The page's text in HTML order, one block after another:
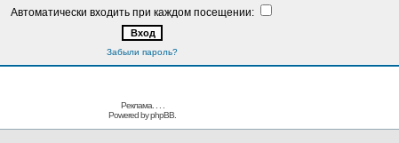
Автоматически входить при каждом посещении:
Забыли пароль?
Реклама. . .
Powered byphpBB.